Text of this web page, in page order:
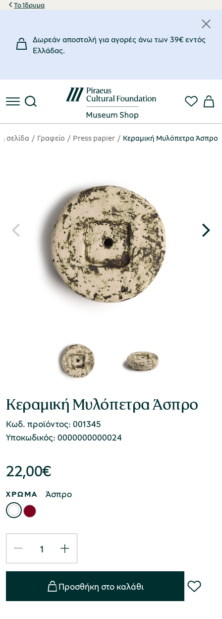
Το Ίδρυμα
Δωρεάν αποστολή για αγορές άνω των 39€ εντός
Eλλάδας.
σελίδα Γραφείο Press papier Κεραμική Μυλόπετρα Άσπρο
Κεραμική Μυλόπετρα Άσπρο
Κωδ. προϊόντος: 001345
Υποκωδικός: 0000000000024
22,00€
ΧΡΩΜΑ Άσπρο
Προσθήκη στο καλάθι